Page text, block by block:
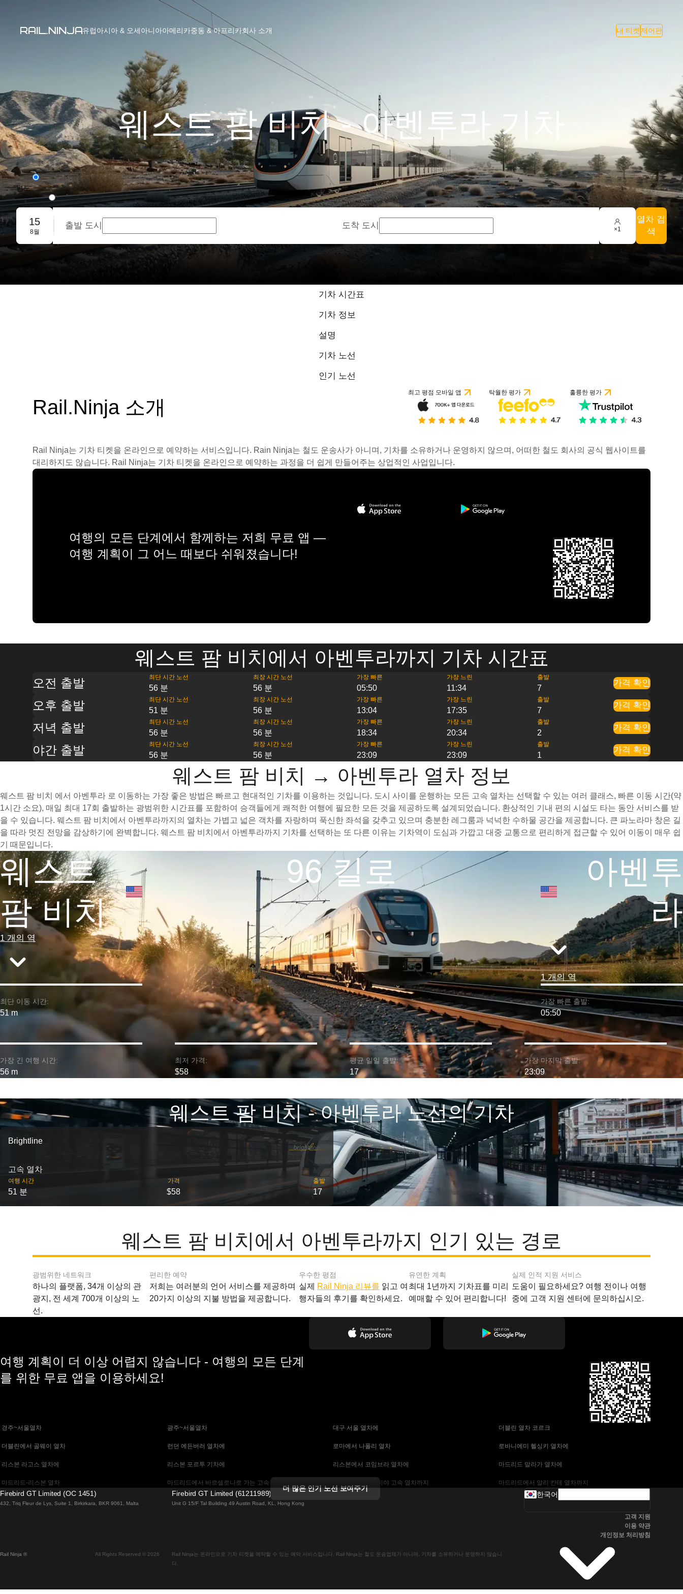
유럽아시아 & 오세아니아아메리카중동 & 아프리카회사 소개 내 티켓 제어판
웨스트 팜 비치 - 아벤투라 기차
편도
왕복
단체 예약
15
8월
출발 도시 도착 도시 ×1
열차 검
색
기차 시간표
기차 정보
설명
기차 노선
인기 노선
Rail.Ninja 소개
최고 평점 모바일 앱 탁월한 평가 훌륭한 평가
Rail Ninja는 기차 티켓을 온라인으로 예약하는 서비스입니다. Rain Ninja는 철도 운송사가 아니며, 기차를 소유하거나 운영하지 않으며, 어떠한 철도 회사의 공식 웹사이트를
대리하지도 않습니다. Rail Ninja는 기차 티켓을 온라인으로 예약하는 과정을 더 쉽게 만들어주는 상업적인 사업입니다.
여행의 모든 단계에서 함께하는 저희 무료 앱 —
여행 계획이 그 어느 때보다 쉬워졌습니다!
웨스트 팜 비치에서 아벤투라까지 기차 시간표
오전 출발 최단 시간 노선
56 분
최장 시간 노선
56 분
가장 빠른
05:50
가장 느린
11:34
출발
7
가격 확인
오후 출발 최단 시간 노선
51 분
최장 시간 노선
56 분
가장 빠른
13:04
가장 느린
17:35
출발
7
가격 확인
저녁 출발 최단 시간 노선
56 분
최장 시간 노선
56 분
가장 빠른
18:34
가장 느린
20:34
출발
2
가격 확인
야간 출발 최단 시간 노선
56 분
최장 시간 노선
56 분
가장 빠른
23:09
가장 느린
23:09
출발
1
가격 확인
웨스트 팜 비치 → 아벤투라 열차 정보
웨스트 팜 비치 에서 아벤투라 로 이동하는 가장 좋은 방법은 빠르고 현대적인 기차를 이용하는 것입니다. 도시 사이를 운행하는 모든 고속 열차는 선택할 수 있는 여러 클래스, 빠른 이동 시간(약
1시간 소요), 매일 최대 17회 출발하는 광범위한 시간표를 포함하여 승객들에게 쾌적한 여행에 필요한 모든 것을 제공하도록 설계되었습니다. 환상적인 기내 편의 시설도 타는 동안 서비스를 받
을 수 있습니다. 웨스트 팜 비치에서 아벤투라까지의 열차는 가볍고 넓은 객차를 자랑하며 푹신한 좌석을 갖추고 있으며 충분한 레그룸과 넉넉한 수하물 공간을 제공합니다. 큰 파노라마 창은 길
을 따라 멋진 전망을 감상하기에 완벽합니다. 웨스트 팜 비치에서 아벤투라까지 기차를 선택하는 또 다른 이유는 기차역이 도심과 가깝고 대중 교통으로 편리하게 접근할 수 있어 이동이 매우 쉽
기 때문입니다.
웨스트
팜 비치
1 개의 역
96 킬로
아벤투
라
1 개의 역
최단 이동 시간:
51 m
가장 빠른 출발:
05:50
가장 긴 여행 시간:
56 m
최저 가격:
$58
평균 일일 출발:
17
가장 마지막 출발:
23:09
웨스트 팜 비치 - 아벤투라 노선의 기차
Brightline
고속 열차
여행 시간
51 분
가격
$58
출발
17
웨스트 팜 비치에서 아벤투라까지 인기 있는 경로
광범위한 네트워크
하나의 플랫폼, 34개 이상의 관
광지, 전 세계 700개 이상의 노
선.
편리한 예약
저희는 여러분의 언어 서비스를 제공하며
20가지 이상의 지불 방법을 제공합니다.
우수한 평점
실제 Rail Ninja 리뷰를 읽고 여
행자들의 후기를 확인하세요.
유연한 계획
최대 1년까지 기차표를 미리
예매할 수 있어 편리합니다!
실제 인적 지원 서비스
도움이 필요하세요? 여행 전이나 여행
중에 고객 지원 센터에 문의하십시오.
여행 계획이 더 이상 어렵지 않습니다 - 여행의 모든 단계
를 위한 무료 앱을 이용하세요!
경주~서울열차 광주~서울열차 대구 서울 열차에 더블린 열차 코르크
더블린에서 골웨이 열차 런던 에든버러 열차에 로마에서 나폴리 열차 로바니에미 헬싱키 열차에
리스본 라고스 열차에 리스본 포르투 기차에 리스본에서 코임브라 열차에 마드리드 말라가 열차에
마드리드-리스본 열차 마드리드에서 바르셀로나로 가는 고속 열차 마드리드에서 세비야 고속 열차까지 마드리드에서 알리 칸테 열차까지
말라가 마드리드 기차에 바르셀로나 마드리드 기차에 바르셀로나-말라가 열차
비엔나 부다페스트 기차에 비엔나에서 잘츠부르크 열차 비엔나에서 프라하 고속 열차에 서울~울산열차
더 많은 인기 노선 보여주기
Firebird GT Limited (OC 1451)
432, Triq Fleur de Lys, Suite 1, Birkirkara, BKR 9061, Malta
Firebird GT Limited (61211989)
Unit G 15/F Tal Building 49 Austin Road, KL, Hong Kong
Rail Ninja ® All Rights Reserved © 2026
Rail Ninja는 온라인으로 기차 티켓을 예약할 수 있는 예약 서비스입니다. Rail Ninja는 철도 운송업체가 아니며, 기차를 소유하거나 운영하지 않습니
다.
한국어
고객 지원
이용 약관
개인정보 처리방침